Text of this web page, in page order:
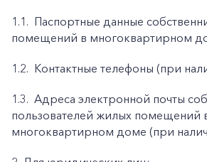
1.1. Паспортные данные
помещений в многоквартирном
1.2. Контактные телефоны (при
1.3. Адреса электронной почты
пользователей жилых помещений
многоквартирном доме (при